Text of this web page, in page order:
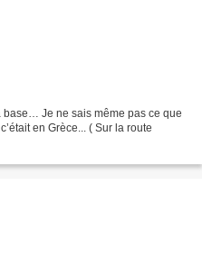
Je ne sais même pas ce que
en Grèce... ( Sur la route